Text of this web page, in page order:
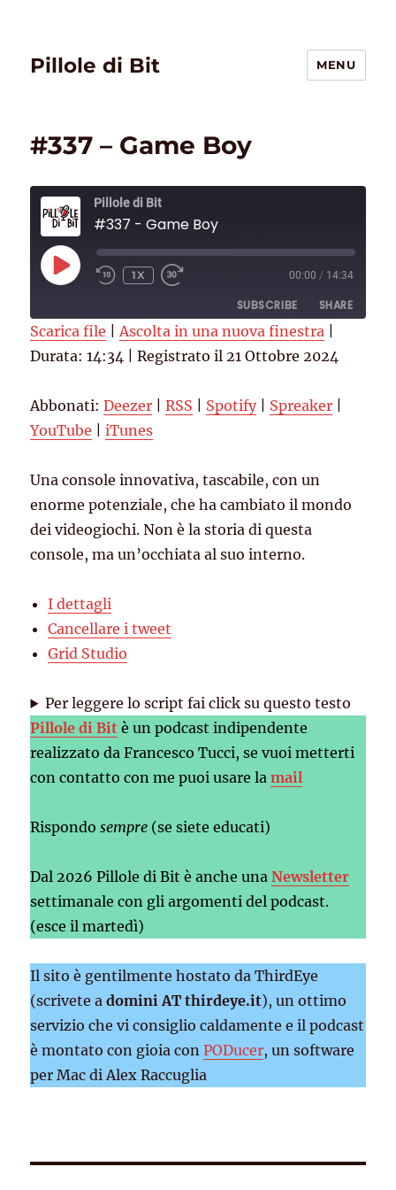
Pillole di Bit MENU
#337 – Game Boy
Pillole di Bit
#337 - Game Boy
PLAY
EPISODE
1X 00:00 / 14:34
SUBSCRIBE SHARE
Deezer RSS
YouTube iTunes
RSS FEED
SHARE
EMBED
Scarica file |Ascolta in una nuova finestra
Durata: 14:34 |Registrato il 21 Ottobre 2024
Abbonati:Deezer |RSS Spotify| Spreaker
YouTube |iTunes
Una console innovativa, tascabile, con un
enorme potenziale, che ha cambiato il mondo
dei videogiochi. Non è la storia di questa
console, ma un’occhiata al suo interno.
I dettagli
Cancellare i tweet
Grid Studio
Per leggere lo script fai click su questo testo
Pillole di Bit è un podcast indipendente
realizzato da Francesco Tucci, se vuoi metterti
con contatto con me puoi usare lamail
Rispondosempre (se siete educati)
Dal 2026 Pillole di Bit è anche unaNewsletter
settimanale con gli argomenti del podcast.
(esce il martedì)
Il sito è gentilmente hostato da ThirdEye
(scrivete adomini AT thirdeye.it), un ottimo
servizio che vi consiglio caldamente e il podcast
è montato con gioia conPODucer, un software
per Mac di Alex Raccuglia